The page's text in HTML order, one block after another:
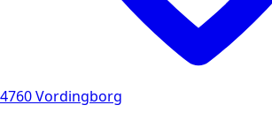
4760 Vordingborg